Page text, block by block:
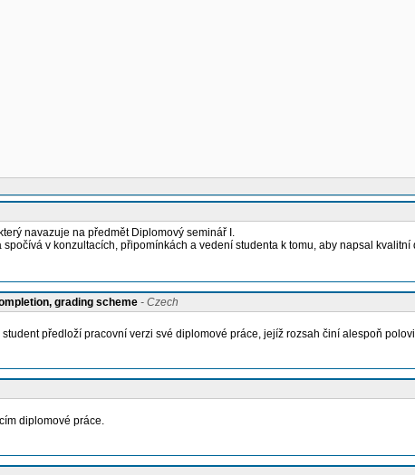
navazuje na předmět Diplomový seminář I.
v konzultacích, připomínkách a vedení studenta k tomu, aby napsal
grading scheme - Czech
předloží pracovní verzi své diplomové práce, jejíž rozsah činí alespoň
diplomové práce.